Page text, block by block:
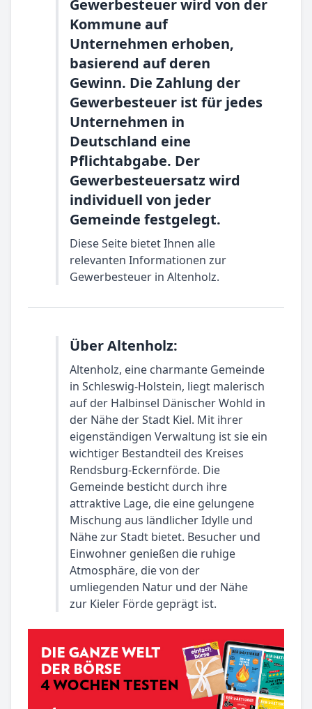
Gewerbesteuer wird von der
Kommune auf
Unternehmen erhoben,
basierend auf deren
Gewinn. Die Zahlung der
Gewerbesteuer ist für jedes
Unternehmen in
Deutschland eine
Pflichtabgabe. Der
Gewerbesteuersatz wird
individuell von jeder
Gemeinde festgelegt.
Diese Seite bietet Ihnen alle
relevanten Informationen zur
Gewerbesteuer in Altenholz.
Über Altenholz:
Altenholz, eine charmante Gemeinde
in Schleswig-Holstein, liegt malerisch
auf der Halbinsel Dänischer Wohld in
der Nähe der Stadt Kiel. Mit ihrer
eigenständigen Verwaltung ist sie ein
wichtiger Bestandteil des Kreises
Rendsburg-Eckernförde. Die
Gemeinde besticht durch ihre
attraktive Lage, die eine gelungene
Mischung aus ländlicher Idylle und
Nähe zur Stadt bietet. Besucher und
Einwohner genießen die ruhige
Atmosphäre, die von der
umliegenden Natur und der Nähe
zur Kieler Förde geprägt ist.